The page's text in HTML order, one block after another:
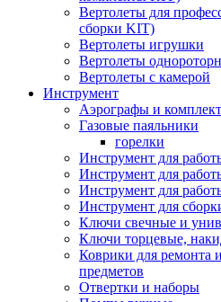
Вертолеты для
сборки KIT)
Вертолеты игрушки
Вертолеты
Вертолеты с камерой
Инструмент
Аэрографы и
Газовые паяльники
горелки
Инструмент для
Инструмент для
Инструмент для
Инструмент для
Ключи свечные и
Ключи торцевые,
Коврики для ремонта
предметов
Отвертки и наборы